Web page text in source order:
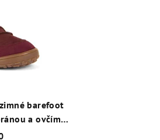
barefoot
a ovčím